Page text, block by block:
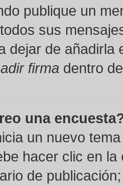
publique un
sus
dejar de
firma dentro
una
un nuevo
hacer clic en
de